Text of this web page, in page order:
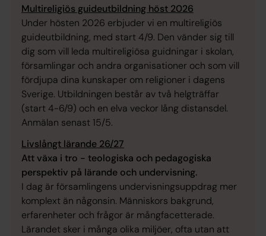
Multireligiös guideutbildning höst 2026
Under hösten 2026 erbjuder vi en multireligiös
guideutbildning, med start 4/9. Den vänder sig till
dig som vill leda multireligiösa guidningar i skolan,
församlingar och andra organisationer och som vill
fördjupa dina kunskaper om religioner i dagens
Sverige. Utbildningen består av två helgträffar
(start 4-6/9) och en elva veckor lång distansdel.
Anmälan senast 15/5.
Livslångt lärande 26/27
Att växa i tro - teologiska och pedagogiska
perspektiv på lärande och undervisning.
I dag är församlingens undervisningsuppdrag mer
komplext än någonsin. Människors bakgrund,
erfarenheter och frågor är mångfacetterade.
Lärandet sker i många olika miljöer, ofta utan att